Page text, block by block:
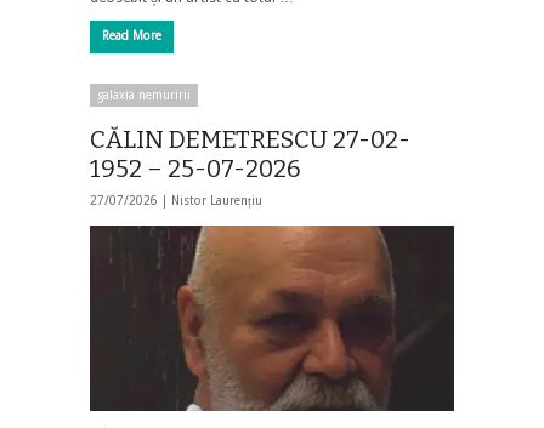
Read More
galaxia nemuririi
CĂLIN DEMETRESCU 27-02-
1952 – 25-07-2026
27/07/2026 | Nistor Laurențiu